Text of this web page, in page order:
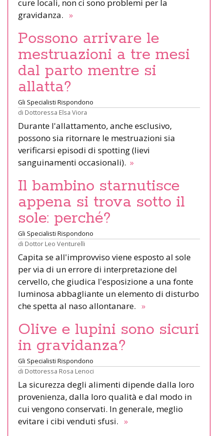
cure locali, non ci sono problemi per la
gravidanza. »
Possono arrivare le
mestruazioni a tre mesi
dal parto mentre si
allatta?
Gli Specialisti Rispondono
di Dottoressa Elsa Viora
Durante l'allattamento, anche esclusivo,
possono sia ritornare le mestruazioni sia
verificarsi episodi di spotting (lievi
sanguinamenti occasionali). »
Il bambino starnutisce
appena si trova sotto il
sole: perché?
Gli Specialisti Rispondono
di Dottor Leo Venturelli
Capita se all'improvviso viene esposto al sole
per via di un errore di interpretazione del
cervello, che giudica l'esposizione a una fonte
luminosa abbagliante un elemento di disturbo
che spetta al naso allontanare. »
Olive e lupini sono sicuri
in gravidanza?
Gli Specialisti Rispondono
di Dottoressa Rosa Lenoci
La sicurezza degli alimenti dipende dalla loro
provenienza, dalla loro qualità e dal modo in
cui vengono conservati. In generale, meglio
evitare i cibi venduti sfusi. »